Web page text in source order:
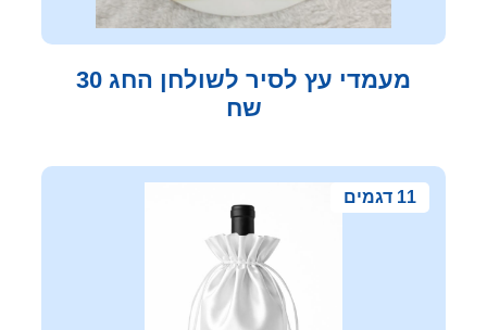
מעמדי עץ לסיר לשולחן החג 30
שח
11 דגמים